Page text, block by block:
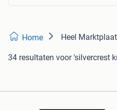
Home Heel
34 resultaten voor 'silvercrest